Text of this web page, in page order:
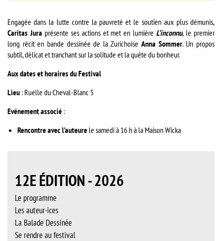
Engagée dans la lutte contre la pauvreté et le soutien aux plus démunis,
Caritas Jura présente ses actions et met en lumièreL’inconnu, le premier
long récit en bande dessinée de la ZurichoiseAnna Sommer. Un propos
subtil, délicat et tranchant sur la solitude et la quête du bonheur.
Aux dates et horaires du Festival
Lieu : Ruelle du Cheval-Blanc 5
Evénement associé :
Rencontre avec l’auteure le samedi à 16 h à la Maison Wicka
12E ÉDITION - 2026
Le programme
Les auteur·ices
La Balade Dessinée
Se rendre au festival